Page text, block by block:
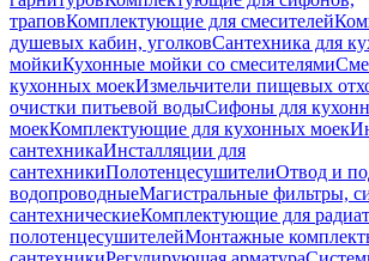
траповКомплектующие для смесителей
душевых кабин, уголковСантехника для
мойкиКухонные мойки со смесителями
кухонных моекИзмельчители пищевых
очистки питьевой водыСифоны для
моекКомплектующие для кухонных моек
сантехникаИнсталляции для
сантехникиПолотенцесушителиОтвод и
водопроводныеМагистральные фильтры,
сантехническиеКомплектующие для
полотенцесушителейМонтажные